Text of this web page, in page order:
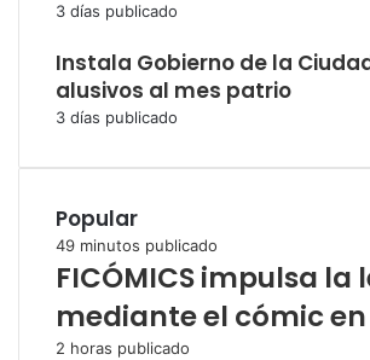
3 días publicado
Instala Gobierno de la
alusivos al mes patrio
3 días publicado
Popular
49 minutos publicado
FICÓMICS impulsa la
mediante el cómic
2 horas publicado